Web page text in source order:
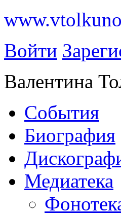
Войти
Валентина
События
Биография
Медиатека